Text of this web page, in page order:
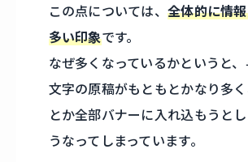
この点については、全体的に情
多い印象です。
なぜ多くなっているかというと
文字の原稿がもともとかなり多
とか全部バナーに入れ込もうと
うなってしまっています。